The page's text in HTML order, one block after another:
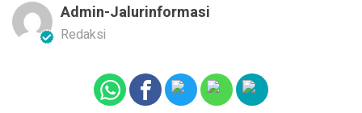
Admin-Jalurinformasi
Redaksi